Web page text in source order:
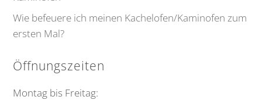
Wie befeuere ich meinen Kachelofen/Kaminofen zum
ersten Mal?
Öffnungszeiten
Montag bis Freitag: